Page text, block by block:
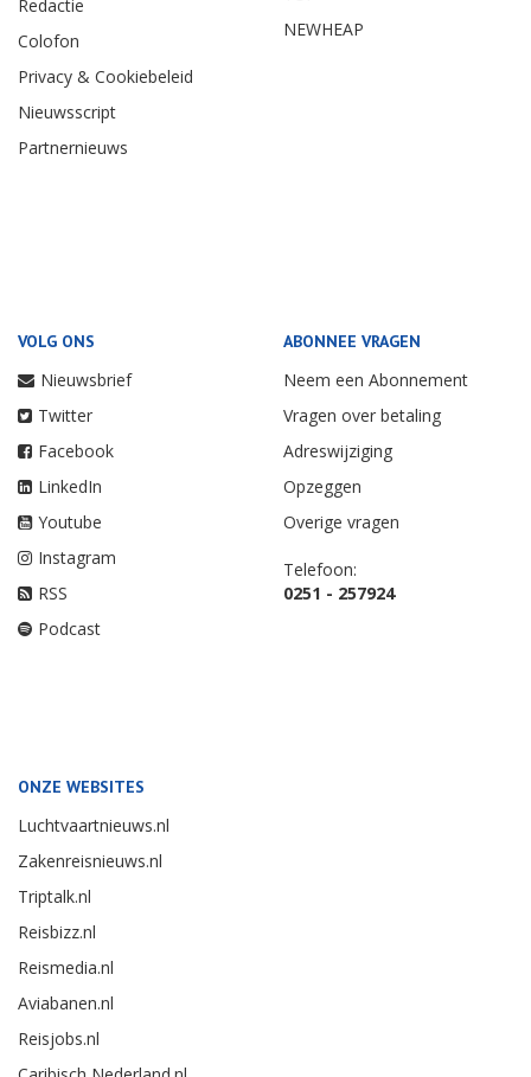
Redactie
Colofon
Privacy & Cookiebeleid
Nieuwsscript
Partnernieuws
NEWHEAP
VOLG ONS
Nieuwsbrief
Twitter
Facebook
LinkedIn
Youtube
Instagram
RSS
Podcast
ABONNEE VRAGEN
Neem een Abonnement
Vragen over betaling
Adreswijziging
Opzeggen
Overige vragen
Telefoon:
0251 - 257924
ONZE WEBSITES
Luchtvaartnieuws.nl
Zakenreisnieuws.nl
Triptalk.nl
Reisbizz.nl
Reismedia.nl
Aviabanen.nl
Reisjobs.nl